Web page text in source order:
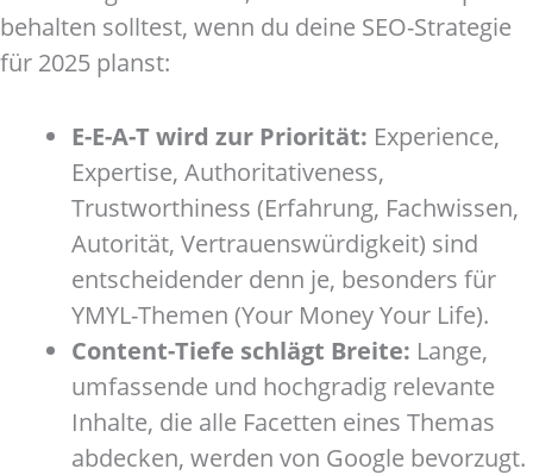
behalten solltest, wenn du deine SEO-Strategie
für 2025 planst:
E-E-A-T wird zur Priorität: Experience,
Expertise, Authoritativeness,
Trustworthiness (Erfahrung, Fachwissen,
Autorität, Vertrauenswürdigkeit) sind
entscheidender denn je, besonders für
YMYL-Themen (Your Money Your Life).
Content-Tiefe schlägt Breite: Lange,
umfassende und hochgradig relevante
Inhalte, die alle Facetten eines Themas
abdecken, werden von Google bevorzugt.